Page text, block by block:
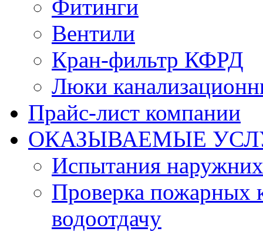
Фитинги
Вентили
Кран-фильтр КФРД
Люки
Прайс-лист компании
ОКАЗЫВАЕМЫЕ
Испытания
Проверка пожарных
водоотдачу